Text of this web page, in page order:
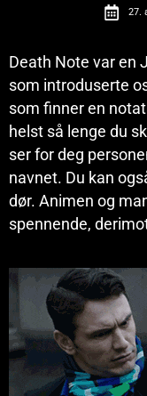
27.
Death Note var en
som introduserte
som finner en
helst så lenge du
ser for deg
navnet. Du kan
dør. Animen og
spennende,